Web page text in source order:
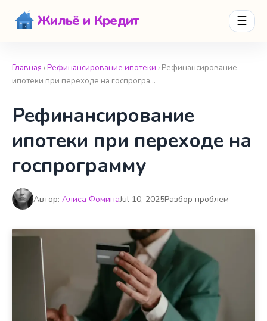
Жильё и Кредит ☰
Главная ›Рефинансирование ипотеки › Рефинансирование
ипотеки при переходе на госпрогра…
Рефинансирование
ипотеки при переходе на
госпрограмму
Автор: Алиса ФоминаJul 10, 2025Разбор проблем